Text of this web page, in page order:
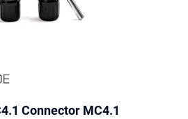
Connector MC4.1